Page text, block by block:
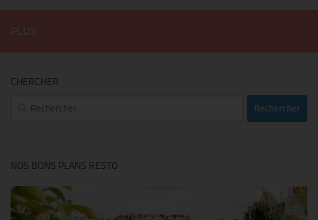
CHERCHER
Rechercher :
NOS BONS PLANS RESTO